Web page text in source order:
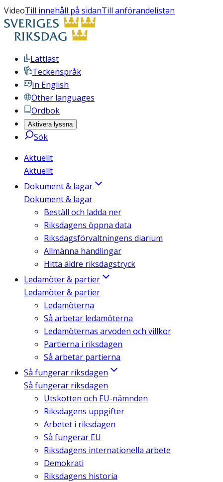
VideoTill innehåll på sidanTill anförandelistan
Lättläst
Teckenspråk
In English
Other languages
Ordbok
Aktivera lyssna
Sök
Aktuellt
Aktuellt
Dokument & lagar
Dokument & lagar
Beställ och ladda ner
Riksdagens öppna data
Riksdagsförvaltningens diarium
Allmänna handlingar
Hitta äldre riksdagstryck
Ledamöter & partier
Ledamöter & partier
Ledamöterna
Så arbetar ledamöterna
Ledamöternas arvoden och villkor
Partierna i riksdagen
Så arbetar partierna
Så fungerar riksdagen
Så fungerar riksdagen
Utskotten och EU-nämnden
Riksdagens uppgifter
Arbetet i riksdagen
Så fungerar EU
Riksdagens internationella arbete
Demokrati
Riksdagens historia